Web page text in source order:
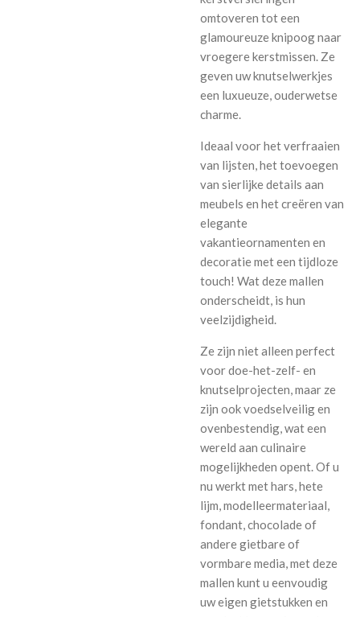
omtoveren tot een
glamoureuze knipoog naar
vroegere kerstmissen. Ze
geven uw knutselwerkjes
een luxueuze, ouderwetse
charme.
Ideaal voor het verfraaien
van lijsten, het toevoegen
van sierlijke details aan
meubels en het creëren van
elegante
vakantieornamenten en
decoratie met een tijdloze
touch! Wat deze mallen
onderscheidt, is hun
veelzijdigheid.
Ze zijn niet alleen perfect
voor doe-het-zelf- en
knutselprojecten, maar ze
zijn ook voedselveilig en
ovenbestendig, wat een
wereld aan culinaire
mogelijkheden opent. Of u
nu werkt met hars, hete
lijm, modelleermateriaal,
fondant, chocolade of
andere gietbare of
vormbare media, met deze
mallen kunt u eenvoudig
uw eigen gietstukken en